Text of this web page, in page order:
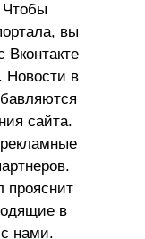
Чтобы
вы
Вконтакте
Новости в
сайта.
прояснит
в
нами.